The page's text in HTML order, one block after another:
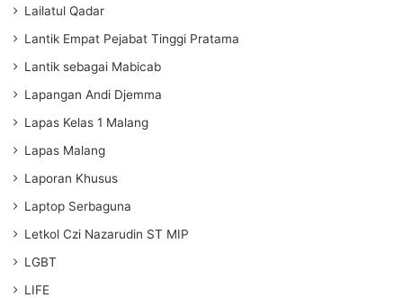
Lailatul Qadar
Lantik Empat Pejabat Tinggi Pratama
Lantik sebagai Mabicab
Lapangan Andi Djemma
Lapas Kelas 1 Malang
Lapas Malang
Laporan Khusus
Laptop Serbaguna
Letkol Czi Nazarudin ST MIP
LGBT
LIFE